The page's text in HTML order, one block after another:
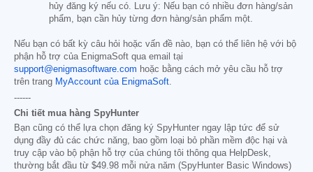
hủy đăng ký nếu có. Lưu ý: Nếu bạn có nhiều đơn hàng/sản
phẩm, bạn cần hủy từng đơn hàng/sản phẩm một.
Nếu bạn có bất kỳ câu hỏi hoặc vấn đề nào, bạn có thể liên hệ với bộ
phận hỗ trợ của EnigmaSoft qua email tại
support@enigmasoftware.com hoặc bằng cách mở yêu cầu hỗ trợ
trên trang MyAccount của EnigmaSoft.
------
Chi tiết mua hàng SpyHunter
Bạn cũng có thể lựa chọn đăng ký SpyHunter ngay lập tức để sử
dụng đầy đủ các chức năng, bao gồm loại bỏ phần mềm độc hại và
truy cập vào bộ phận hỗ trợ của chúng tôi thông qua HelpDesk,
thường bắt đầu từ $49.98 mỗi nửa năm (SpyHunter Basic Windows)